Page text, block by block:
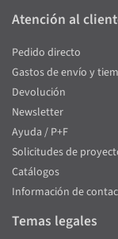
Atención al
Pedido directo
Gastos de envío y
Devolución
Newsletter
Ayuda / P+F
Solicitudes de
Catálogos
Información de
Temas legales